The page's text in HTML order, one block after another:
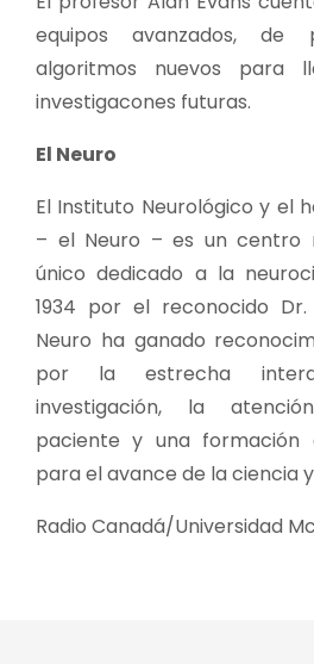
equipos avanzados,
algoritmos nuevos para
investigacones futuras.
El Neuro
El Instituto Neurológico y el
– el Neuro – es un centro
único dedicado a la
1934 por el reconocido
Neuro ha ganado
por la estrecha
investigación, la
paciente y una formación
para el avance de la ciencia
Radio Canadá/Universidad